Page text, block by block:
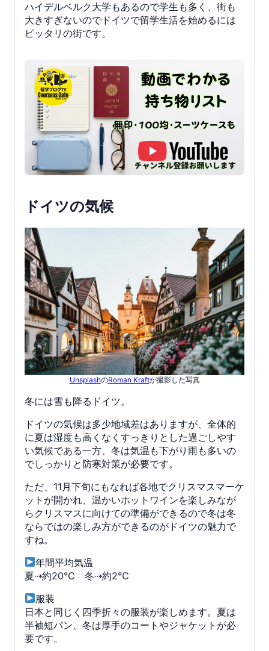
ハイデルベルク大学もあるので学生も多く、街も
大きすぎないのでドイツで留学生活を始めるには
ピッタリの街です。
ドイツの気候
UnsplashのRoman Kraftが撮影した写真
冬には雪も降るドイツ。
ドイツの気候は多少地域差はありますが、全体的
に夏は湿度も高くなくすっきりとした過ごしやす
い気候である一方、冬は気温も下がり雨も多いの
でしっかりと防寒対策が必要です。
ただ、11月下旬にもなれば各地でクリスマスマーケ
ットが開かれ、温かいホットワインを楽しみなが
らクリスマスに向けての準備ができるので冬は冬
ならではの楽しみ方ができるのがドイツの魅力で
すね。
年間平均気温
夏⇢約20℃ 冬⇢約2℃
服装
日本と同じく四季折々の服装が楽しめます。夏は
半袖短パン、冬は厚手のコートやジャケットが必
要です。